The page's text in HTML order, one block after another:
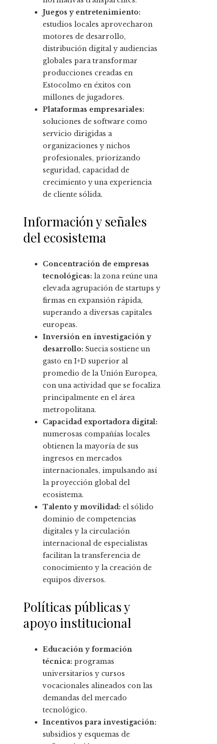
Juegos y entretenimiento:
estudios locales aprovecharon
motores de desarrollo,
distribución digital y audiencias
globales para transformar
producciones creadas en
Estocolmo en éxitos con
millones de jugadores.
Plataformas empresariales:
soluciones de software como
servicio dirigidas a
organizaciones y nichos
profesionales, priorizando
seguridad, capacidad de
crecimiento y una experiencia
de cliente sólida.
Información y señales
del ecosistema
Concentración de empresas
tecnológicas: la zona reúne una
elevada agrupación de startups y
firmas en expansión rápida,
superando a diversas capitales
europeas.
Inversión en investigación y
desarrollo: Suecia sostiene un
gasto en I+D superior al
promedio de la Unión Europea,
con una actividad que se focaliza
principalmente en el área
metropolitana.
Capacidad exportadora digital:
numerosas compañías locales
obtienen la mayoría de sus
ingresos en mercados
internacionales, impulsando así
la proyección global del
ecosistema.
Talento y movilidad: el sólido
dominio de competencias
digitales y la circulación
internacional de especialistas
facilitan la transferencia de
conocimiento y la creación de
equipos diversos.
Políticas públicas y
apoyo institucional
Educación y formación
técnica: programas
universitarios y cursos
vocacionales alineados con las
demandas del mercado
tecnológico.
Incentivos para investigación:
subsidios y esquemas de